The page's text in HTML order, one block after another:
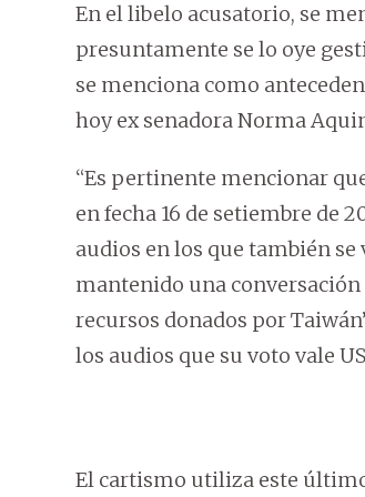
En el libelo acusatorio, se
presuntamente se lo oye
se menciona como
hoy ex senadora Norma
“Es pertinente mencionar
en fecha 16 de setiembre de
audios en los que también
mantenido una conversación
recursos donados por
los audios que su voto vale
El cartismo utiliza este